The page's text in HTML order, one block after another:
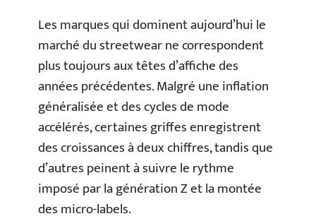
Les marques qui dominent aujourd’hui le
marché du streetwear ne correspondent
plus toujours aux têtes d’affiche des
années précédentes. Malgré une inflation
généralisée et des cycles de mode
accélérés, certaines griffes enregistrent
des croissances à deux chiffres, tandis que
d’autres peinent à suivre le rythme
imposé par la génération Z et la montée
des micro-labels.